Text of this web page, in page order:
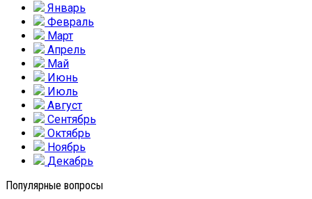
Январь
Февраль
Март
Апрель
Май
Июнь
Июль
Август
Сентябрь
Октябрь
Ноябрь
Декабрь
Популярные вопросы